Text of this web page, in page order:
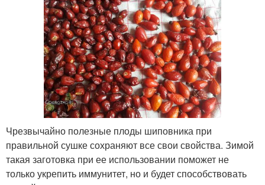
Чрезвычайно полезные плоды шиповника при
правильной сушке сохраняют все свои свойства. Зимой
такая заготовка при ее использовании поможет не
только укрепить иммунитет, но и будет способствовать